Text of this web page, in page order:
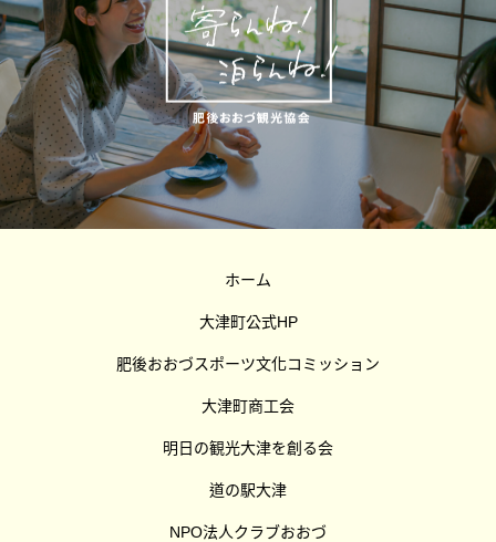
ホーム
大津町公式HP
肥後おおづスポーツ文化コミッション
大津町商工会
明日の観光大津を創る会
道の駅大津
NPO法人クラブおおづ